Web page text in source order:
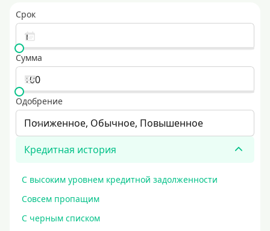
Срок
Сумма
Одобрение
Пониженное, Обычное, Повышенное
Кредитная история
С высоким уровнем кредитной задолженности
Совсем пропащим
С черным списком